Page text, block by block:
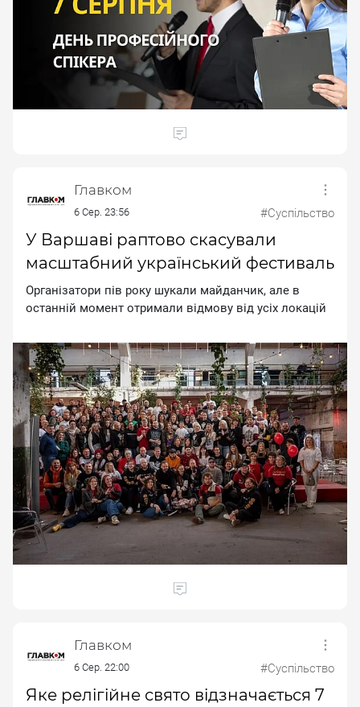
Главком
6 Сер. 23:56 #Суспільство
У Варшаві раптово скасували
масштабний український фестиваль
Opгaнiзaтopи пiв poку шукaли мaйдaнчик, aлe в
ocтaннiй мoмeнт oтpимaли вiдмoву вiд уcix лoкaцiй
Главком
6 Сер. 22:00 #Суспільство
Яке релігійне свято відзначається 7